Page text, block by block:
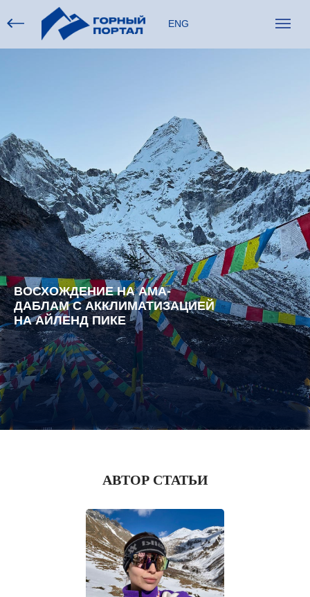
ENG
ВОСХОЖДЕНИЕ НА АМА-
ДАБЛАМ С АККЛИМАТИЗАЦИЕЙ
НА АЙЛЕНД ПИКЕ
АВТОР СТАТЬИ